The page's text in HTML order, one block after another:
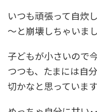
いつも頑張って自炊
～と崩壊しちゃいま
子どもが小さいので
つつも、たまには自
切かなと思っています